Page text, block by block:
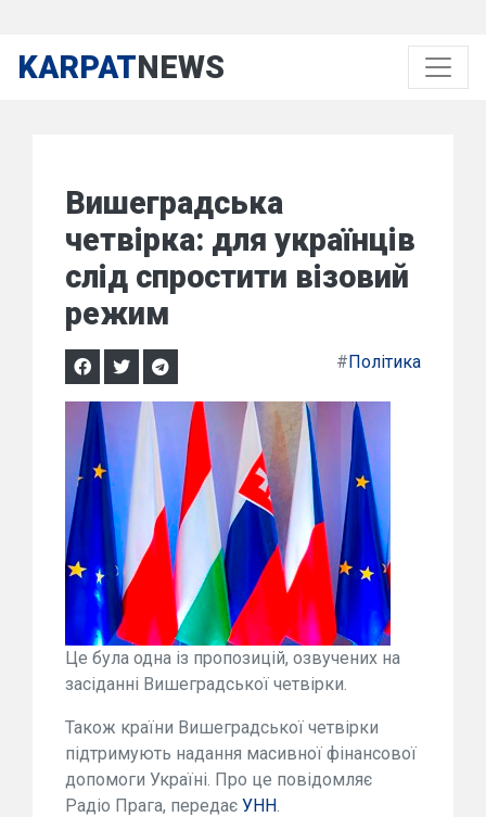
KARPATNEWS
Вишеградська
четвірка: для українців
слід спростити візовий
режим
#Політика
Це була одна із пропозицій, озвучених на
засіданні Вишеградської четвірки.
Також країни Вишеградської четвірки
підтримують надання масивної фінансової
допомоги Україні. Про це повідомляє
Радіо Прага, передає УНН.